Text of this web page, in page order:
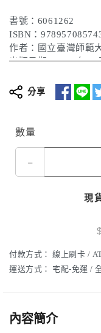
書號：6061262
ISBN：
作者：國立臺灣師範
出版日期：2021年06
分享
數量
-
現
付款方式： 線上刷卡 /
運送方式：
宅配-免運 /
內容簡介